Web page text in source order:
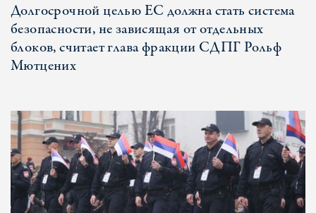
Долгосрочной целью ЕС должна стать система
безопасности, не зависящая от отдельных
блоков, считает глава фракции СДПГ Рольф
Мютцених